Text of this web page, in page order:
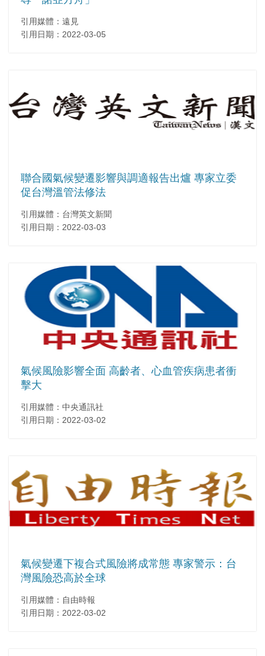
引用媒體：遠見
引用日期：2022-03-05
聯合國氣候變遷影響與調適報告出爐 專家立委
促台灣溫管法修法
引用媒體：台灣英文新聞
引用日期：2022-03-03
氣候風險影響全面 高齡者、心血管疾病患者衝
擊大
引用媒體：中央通訊社
引用日期：2022-03-02
氣候變遷下複合式風險將成常態 專家警示：台
灣風險恐高於全球
引用媒體：自由時報
引用日期：2022-03-02